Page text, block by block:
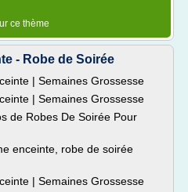
ce thème
- Robe de Soirée
| Semaines Grossesse
| Semaines Grossesse
de Robes De Soirée Pour
enceinte, robe de soirée
| Semaines Grossesse